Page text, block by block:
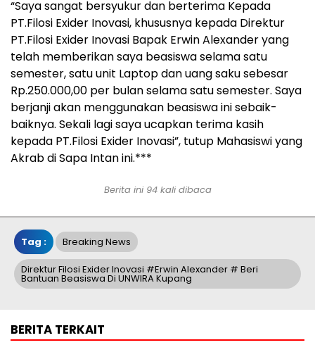
“Saya sangat bersyukur dan berterima Kepada
PT.Filosi Exider Inovasi, khususnya kepada Direktur
PT.Filosi Exider Inovasi Bapak Erwin Alexander yang
telah memberikan saya beasiswa selama satu
semester, satu unit Laptop dan uang saku sebesar
Rp.250.000,00 per bulan selama satu semester. Saya
berjanji akan menggunakan beasiswa ini sebaik-
baiknya. Sekali lagi saya ucapkan terima kasih
kepada PT.Filosi Exider Inovasi”, tutup Mahasiswi yang
Akrab di Sapa Intan ini.***
Berita ini 94 kali dibaca
Tag : Breaking News
Direktur Filosi Exider Inovasi #Erwin Alexander # Beri
Bantuan Beasiswa Di UNWIRA Kupang
BERITA TERKAIT